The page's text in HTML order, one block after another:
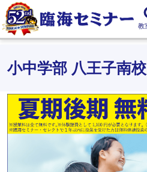
教
小中学部 八王子南校